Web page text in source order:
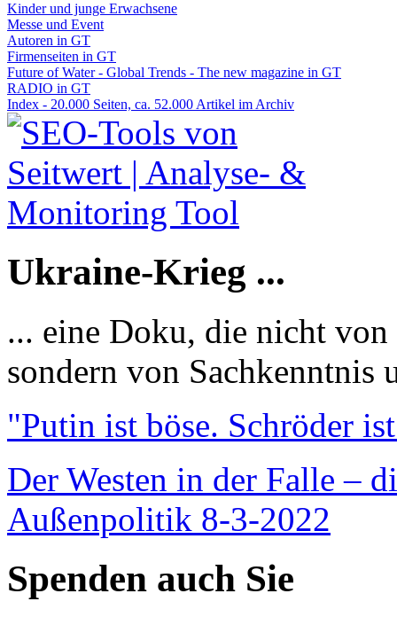
Kinder und junge Erwachsene
Messe und Event
Autoren in GT
Firmenseiten in GT
Future of Water - Global Trends - The new magazine in GT
RADIO in GT
Index - 20.000 Seiten, ca. 52.000 Artikel im Archiv
Ukraine-Krieg ...
... eine Doku, die nicht
sondern von Sachkenntnis
"Putin ist böse. Schröder
Der Westen in der Falle –
Außenpolitik 8-3-2022
Spenden auch Sie